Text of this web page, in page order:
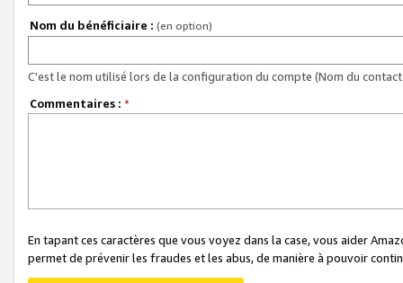
Nom du bénéficiaire : (en option)
C'est le nom utilisé lors de la configuration du compte (Nom du
Commentaires : *
En tapant ces caractères que vous voyez dans la case, vous aider
permet de prévenir les fraudes et les abus, de manière à pouvoir